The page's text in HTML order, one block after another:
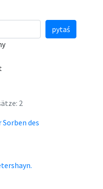
pytaś
2
des